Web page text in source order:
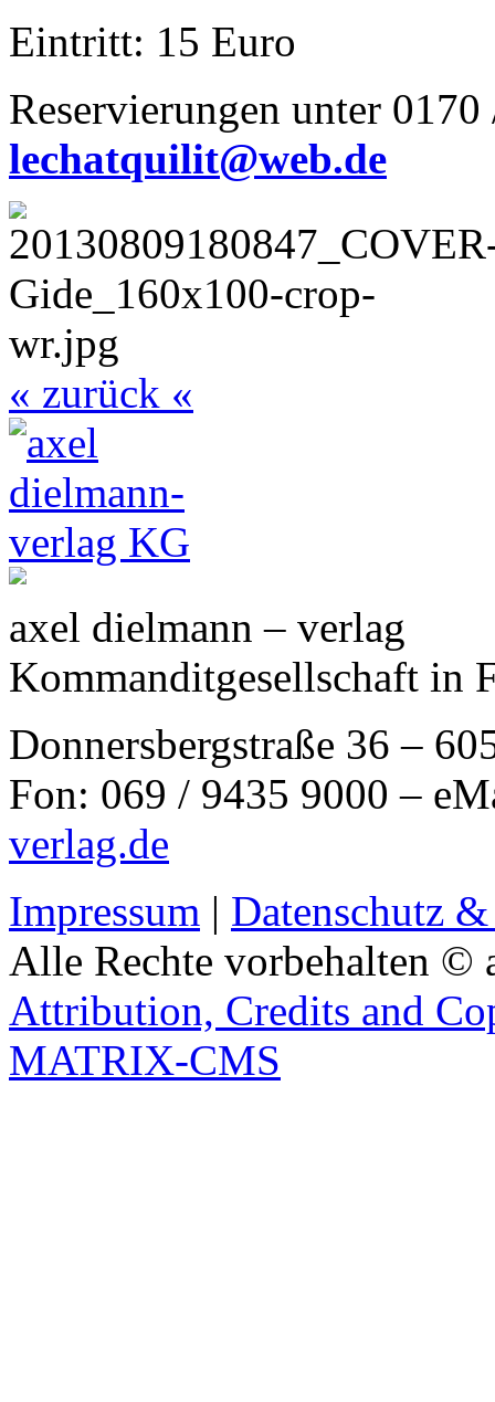
Eintritt: 15 Euro
Reservierungen unter
lechatquilit@web.de
« zurück «
axel dielmann – verlag
Kommanditgesellschaft in
Donnersbergstraße 36 –
Fon: 069 / 9435 9000 –
verlag.de
Impressum | Datenschutz
Alle Rechte vorbehalten ©
Attribution, Credits and
MATRIX-CMS